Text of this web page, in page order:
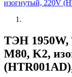
ТЭН 1950W,
M80, K2,